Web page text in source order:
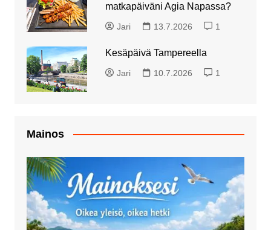
matkapäiväni Agia Napassa?
Jari 13.7.2026 1
Kesäpäivä Tampereella
Jari 10.7.2026 1
Mainos